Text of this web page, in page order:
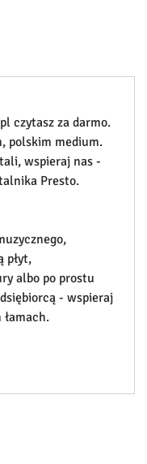
czytasz za darmo.
polskim medium.
wspieraj nas -
Presto.
płyt,
albo po prostu
- wspieraj